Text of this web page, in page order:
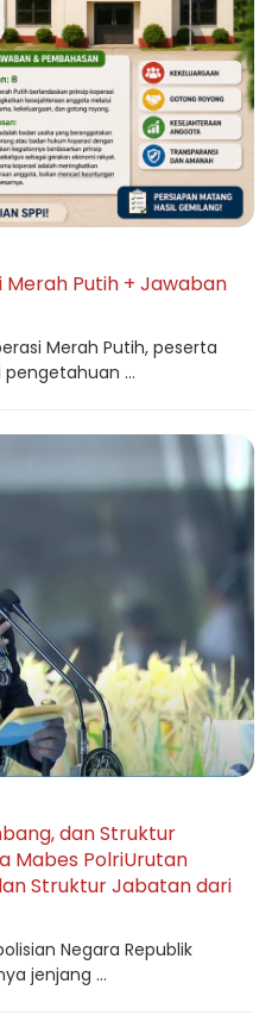
Merah Putih + Jawaban
Merah Putih, peserta
...
dan Struktur
Mabes PolriUrutan
Struktur Jabatan dari
Negara Republik
jenjang ...